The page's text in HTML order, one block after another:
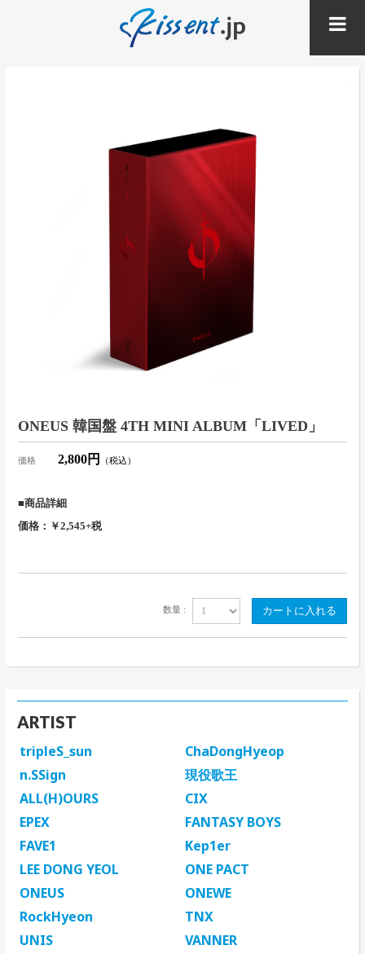
ONEUS 韓国盤 4TH MINI ALBUM「LIVED」
価格 2,800円 （税込）
■商品詳細
価格：￥2,545+税
数量 :
ARTIST
tripleS_sun
ChaDongHyeop
n.SSign
現役歌王
ALL(H)OURS
CIX
EPEX
FANTASY BOYS
FAVE1
Kep1er
LEE DONG YEOL
ONE PACT
ONEUS
ONEWE
RockHyeon
TNX
UNIS
VANNER